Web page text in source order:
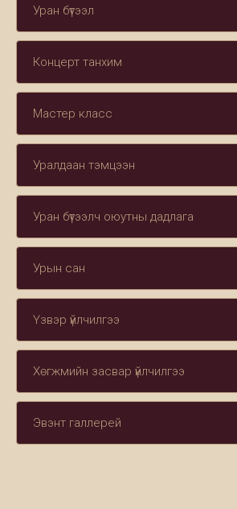
Уран бүтээл
Концерт танхим
Мастер класс
Уралдаан тэмцээн
Уран бүтээлч оюутны дадлага
Урын сан
Үзвэр үйлчилгээ
Хөгжмийн засвар үйлчилгээ
Эвэнт галлерей